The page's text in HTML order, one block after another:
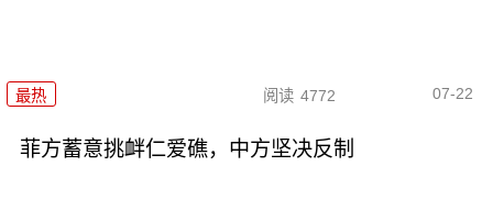
最热 阅读 4772 07-22
菲方蓄意挑衅仁爱礁，中方坚决反制